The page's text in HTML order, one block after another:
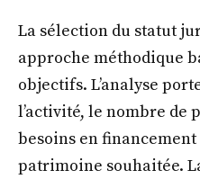
La sélection du statut
approche méthodique
objectifs. L’analyse
l’activité, le nombre de
besoins en
patrimoine souhaitée.